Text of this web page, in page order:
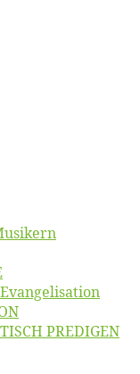
PREDIGEN